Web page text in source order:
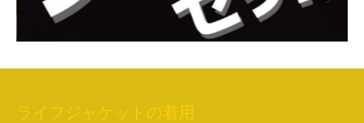
ライフジャケットの着用